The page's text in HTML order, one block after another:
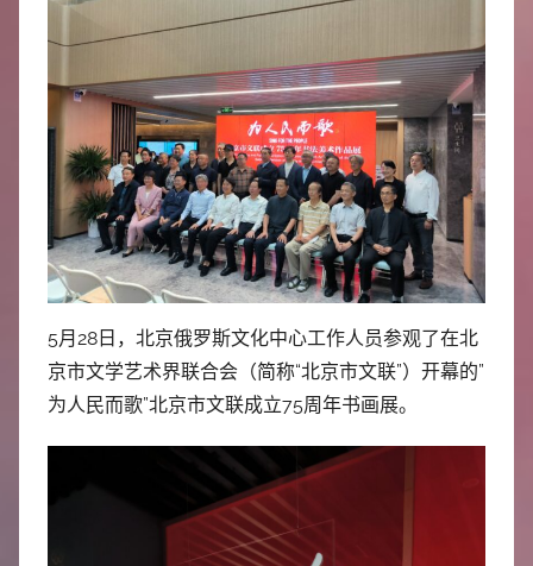
文
化
中
心
5月28日，北京俄罗斯文化中心工作人员参观了在北
京市文学艺术界联合会（简称“北京市文联”）开幕的”
为人民而歌”北京市文联成立75周年书画展。